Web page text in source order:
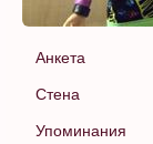
Анкета
Стена
Упоминания